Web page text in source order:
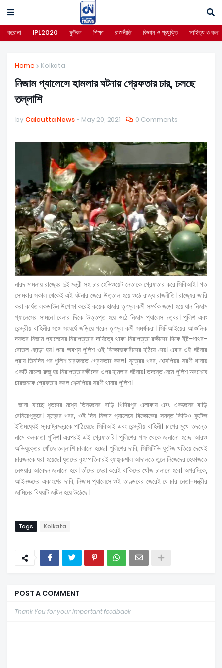
করোনা IPL2020 ফুটবল শিক্ষা রাজনীতি বিজ্ঞান ও প্রযুক্তি সাহিত্য ও কলা
Home Kolkata
নিজাম প্যালেসে হামলার ঘটনায় গ্রেফতার চার, চলছে
তল্লাশি
by Calcutta News May 20, 2021 0 Comments
নারদ মামলায় রাজ্যের দুই মন্ত্রী সহ চার হেভিওয়েট নেতাকে গ্রেফতার করে সিবিআই। গত
সোমবার সকাল থেকেই এই ঘটনার জেরে উত্তাল হয়ে ওঠে রাজ্য রাজনীতি। রাজ্যের জারি
করা কার্যত লকডাউন উপেক্ষা করেই কয়েক হাজার তৃণমূল কর্মী সমর্থক জড়ো হয়ে যান নিজাম
প্যালেসের সামনে। বেলার দিকে উত্তপ্ত হয়ে ওঠে নিজাম প্যালেস চত্বর। পুলিশ এবং
কেন্দ্রীয় বাহিনীর সঙ্গে সংঘর্ষে জড়িয়ে পরেন তৃণমূল কর্মী সমর্থকরা। সিবিআইয়ের আঞ্চলিক
দফতর নিজাম প্যালেসের নিরাপত্তার দায়িত্বে থাকা নিরাপত্তা রক্ষীদের দিকে ইট-পাথর-
বোতল ছোড়া হয়। পরে অবশ্য পুলিশ ওই বিক্ষোভকারীদের হঠিয়ে দেয়। এবার ওই ঘটনার
প্রায় তিনদিন পর পুলিশ চার়জনতে গ্রেফতার করল। সূত্রের খবর, শেক্সপিয়র সরণী থানায়
একটি মামলা রুজু হয় নিরাপত্তারক্ষীদের ওপর হামলার ঘটনায়। তদন্তে নেমে পুলিশ অবশেষে
চারজনকে গ্রেফতার করল শেক্সপিয়র সরণী থানার পুলিশ।
জানা যাচ্ছে ধৃতদের মধ্যে তিনজনের বাড়ি খিদিরপুর এলাকায় এবং একজনের বাড়ি
বেনিয়েপুকুরে। সূত্রের খবর, ওই দিন নিজাম প্যালেসে বিক্ষোভের সমস্ত ভিডিও ফুটেজ
ইতিমধ্যেই স্বরাষ্ট্রমন্ত্রকে পাঠিয়েছে সিবিআই এবং কেন্দ্রীয় বাহিনী। চাপের মুখে তদন্তে
নামে কলকাতা পুলিশ। এরপরই এই গ্রেফতারি। পুলিশের পক্ষ থেকে জানানো হচ্ছে আরও
অভিযুক্তের খোঁজে তল্লাশি চালানো হচ্ছে। পুলিশের দাবি, সিসিটিভি ফুটেজ খতিয়ে দেখেই
চারজনকে ধরা হয়েছে। ধৃতদের বৃহস্পতিবারই ব্যাঙ্কশাল আদালতে তুলে নিজেদের হেফাজতে
নেওয়ার আবেদন জানানো হবে। তাঁদের জেরা করেই বাকিদের খোঁজ চালানো হবে। অপরদিকে,
আইনজ্ঞদের একাংশের দাবি, নিজাম প্যালেসে ওই তাণ্ডবের জেরেই যে চার নেতা-মন্ত্রীর
জামিনের বিষয়টি জটিল হয়ে উঠেছে।
Tags Kolkata
POST A COMMENT
Thank You for your important feedback